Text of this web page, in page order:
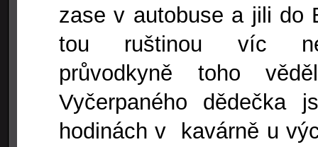
zase v autobuse a jili do
tou ruštinou víc
průvodkyně toho
Vyčerpaného dědečka
hodinách v kavárně u